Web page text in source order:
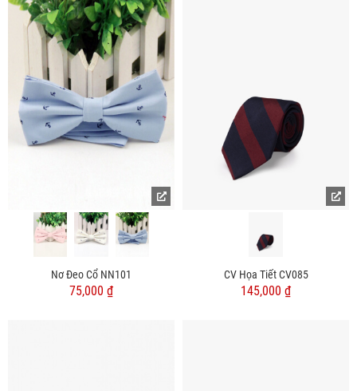
Nơ Đeo Cổ NN101
75,000 ₫
CV Họa Tiết CV085
145,000 ₫